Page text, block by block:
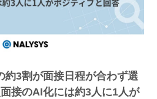
約3割が面接日程が合わず選
接のAI化には約3人に1人が